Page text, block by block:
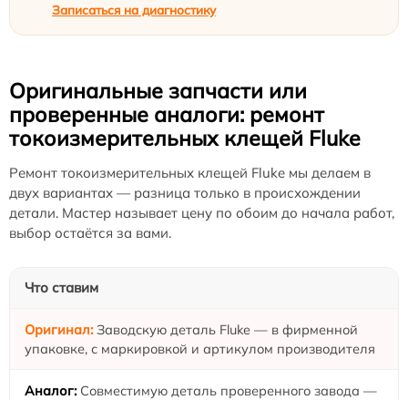
Записаться на диагностику
Оригинальные запчасти или
проверенные аналоги: ремонт
токоизмерительных клещей Fluke
Ремонт токоизмерительных клещей Fluke мы делаем в
двух вариантах — разница только в происхождении
детали. Мастер называет цену по обоим до начала работ,
выбор остаётся за вами.
Что ставим
Заводскую деталь Fluke — в фирменной
упаковке, с маркировкой и артикулом производителя
Совместимую деталь проверенного завода —